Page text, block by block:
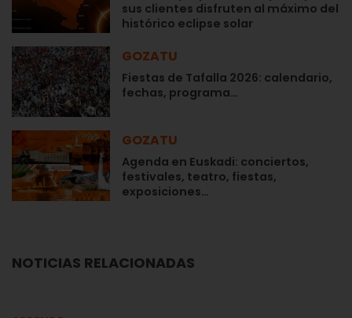
sus clientes disfruten al máximo del
histórico eclipse solar
GOZATU
Fiestas de Tafalla 2026: calendario,
fechas, programa…
GOZATU
Agenda en Euskadi: conciertos,
festivales, teatro, fiestas,
exposiciones…
NOTICIAS RELACIONADAS